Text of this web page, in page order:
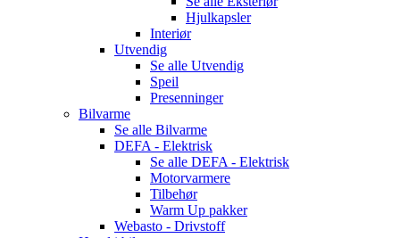
Hjulkapsler
Interiør
Utvendig
Se alle Utvendig
Speil
Presenninger
Bilvarme
Se alle Bilvarme
DEFA - Elektrisk
Se alle DEFA - Elektrisk
Motorvarmere
Tilbehør
Warm Up pakker
Webasto - Drivstoff